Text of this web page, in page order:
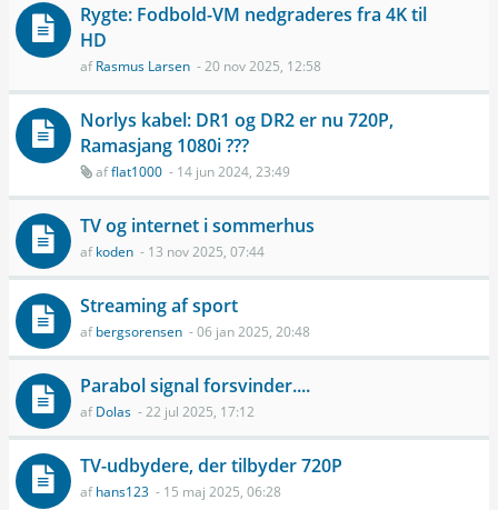
Rygte: Fodbold-VM nedgraderes fra 4K til
HD
afRasmus Larsen - 20 nov 2025, 12:58
Norlys kabel: DR1 og DR2 er nu 720P,
Ramasjang 1080i ???
afflat1000 - 14 jun 2024, 23:49
TV og internet i sommerhus
afkoden - 13 nov 2025, 07:44
Streaming af sport
afbergsorensen - 06 jan 2025, 20:48
Parabol signal forsvinder....
afDolas - 22 jul 2025, 17:12
TV-udbydere, der tilbyder 720P
afhans123 - 15 maj 2025, 06:28